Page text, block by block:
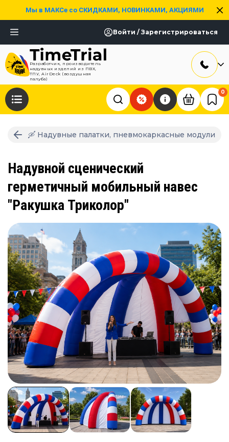
Мы в МАКСе со СКИДКАМИ, НОВИНКАМИ, АКЦИЯМИ
Войти / Зарегистрироваться
Разработчик, производитель
надувных изделий из ПВХ,
ТПУ, AirDeck (воздушная
палуба)
0
🛶 Надувные палатки, пневмокаркасные модули
Надувной сценический
герметичный мобильный навес
"Ракушка Триколор"